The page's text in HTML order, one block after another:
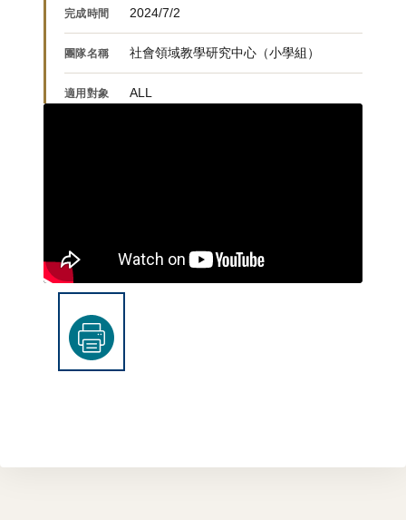
完成時間 2024/7/2
團隊名稱 社會領域教學研究中心（小學組）
適用對象 ALL